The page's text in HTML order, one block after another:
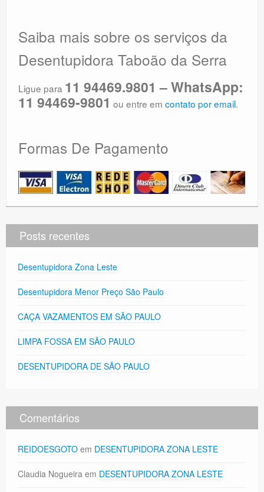
Saiba mais sobre os serviços da
Desentupidora Taboão da Serra
Ligue para 11 94469.9801 – WhatsApp:
11 94469-9801 ou entre em contato por email.
Formas De Pagamento
Posts recentes
Desentupidora Zona Leste
Desentupidora Menor Preço São Paulo
CAÇA VAZAMENTOS EM SÃO PAULO
LIMPA FOSSA EM SÃO PAULO
DESENTUPIDORA DE SÃO PAULO
Comentários
REIDOESGOTO em DESENTUPIDORA ZONA LESTE
Claudia Nogueira em DESENTUPIDORA ZONA LESTE